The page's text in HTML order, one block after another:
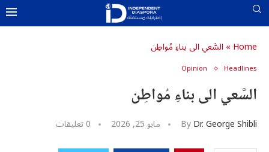
Home
» السَّعي الى بناءِ مُواطِن
Headlines
Opinion
السَّعي الى بناءِ مُواطِن
ByDr. George Shibli مايو 25, 2026 0 تعليقات